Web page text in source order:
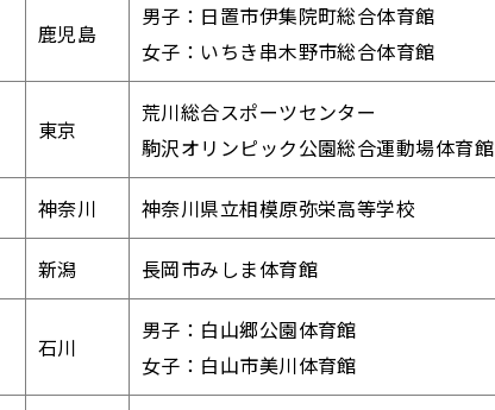
鹿児島
男子：日置市伊集院町総合体育館
女子：いちき串木野市総合体育館
東京
荒川総合スポーツセンター
駒沢オリンピック公園総合運動場体育館
神奈川 神奈川県立相模原弥栄高等学校
新潟 長岡市みしま体育館
石川
男子：白山郷公園体育館
女子：白山市美川体育館